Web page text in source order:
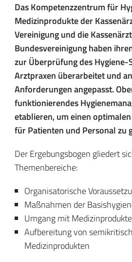
Das Kompetenzzentrum für
Medizinprodukte der
Vereinigung und die
Bundesvereinigung haben
zur Überprüfung des Hygiene-
Arztpraxen überarbeitet und
Anforderungen angepasst.
funktionierendes
etablieren, um einen
für Patienten und Personal zu
Der Ergebungsbogen gliedert
Themenbereiche:
Organisatorische
Maßnahmen der
Umgang mit
Aufbereitung von
Medizinprodukten